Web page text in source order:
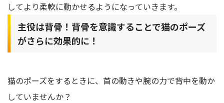
してより柔軟に動かせるようになっていきます。
主役は背骨！背骨を意識することで猫のポーズ
がさらに効果的に！
猫のポーズをするときに、首の動きや腕の力で背中を動か
していませんか？